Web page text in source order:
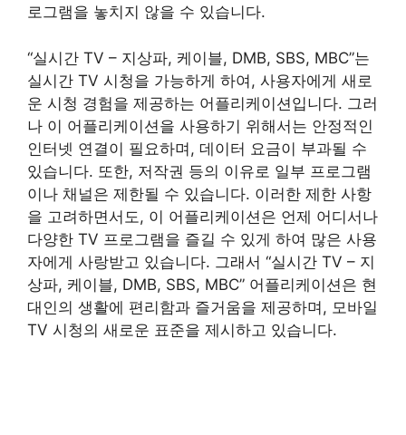
로그램을 놓치지 않을 수 있습니다.
“실시간 TV – 지상파, 케이블, DMB, SBS, MBC”는
실시간 TV 시청을 가능하게 하여, 사용자에게 새로
운 시청 경험을 제공하는 어플리케이션입니다. 그러
나 이 어플리케이션을 사용하기 위해서는 안정적인
인터넷 연결이 필요하며, 데이터 요금이 부과될 수
있습니다. 또한, 저작권 등의 이유로 일부 프로그램
이나 채널은 제한될 수 있습니다. 이러한 제한 사항
을 고려하면서도, 이 어플리케이션은 언제 어디서나
다양한 TV 프로그램을 즐길 수 있게 하여 많은 사용
자에게 사랑받고 있습니다. 그래서 “실시간 TV – 지
상파, 케이블, DMB, SBS, MBC” 어플리케이션은 현
대인의 생활에 편리함과 즐거움을 제공하며, 모바일
TV 시청의 새로운 표준을 제시하고 있습니다.